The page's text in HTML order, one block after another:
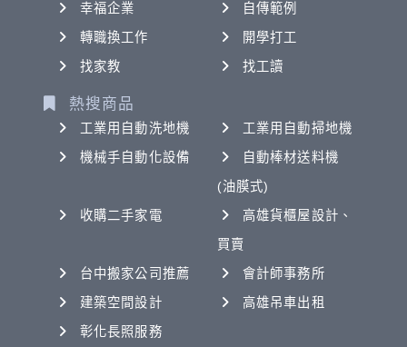
幸福企業
自傳範例
轉職換工作
開學打工
找家教
找工讀
熱搜商品
工業用自動洗地機
工業用自動掃地機
機械手自動化設備
自動棒材送料機
(油膜式)
收購二手家電
高雄貨櫃屋設計、
買賣
台中搬家公司推薦
會計師事務所
建築空間設計
高雄吊車出租
彰化長照服務